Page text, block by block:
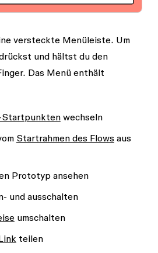
versteckte Menüleiste. Um
und hältst du den
Das Menü enthält
Startpunktenwechseln
Startrahmen des Flowsaus
Prototyp ansehen
und ausschalten
umschalten
teilen